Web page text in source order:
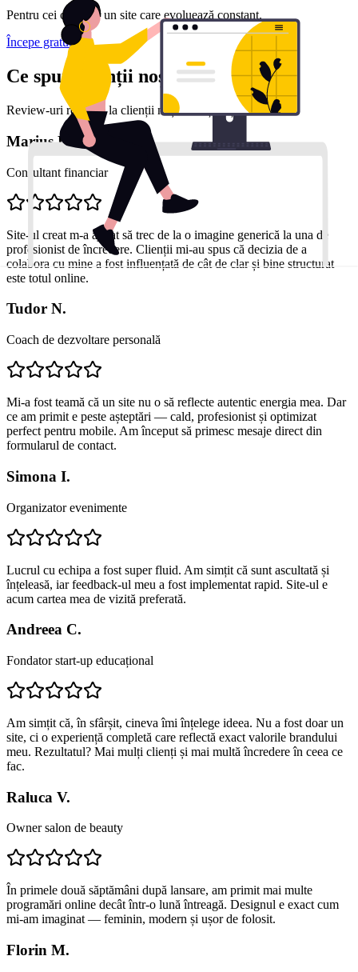
Pentru cei care vor un site care evoluează constant.
Începe gratuit
Ce spun clienții noștri
Review-uri reale de la clienții noștri mulțumiți
Marius D.
Consultant financiar
Site-ul creat m-a ajutat să trec de la o imagine generică la una de
profesionist de încredere. Clienții mi-au spus că decizia de a
colabora cu mine a fost influențată de cât de clar și bine structurat
este totul online.
Tudor N.
Coach de dezvoltare personală
Mi-a fost teamă că un site nu o să reflecte autentic energia mea. Dar
ce am primit e peste așteptări — cald, profesionist și optimizat
perfect pentru mobile. Am început să primesc mesaje direct din
formularul de contact.
Simona I.
Organizator evenimente
Lucrul cu echipa a fost super fluid. Am simțit că sunt ascultată și
înțeleasă, iar feedback-ul meu a fost implementat rapid. Site-ul e
acum cartea mea de vizită preferată.
Andreea C.
Fondator start-up educațional
Am simțit că, în sfârșit, cineva îmi înțelege ideea. Nu a fost doar un
site, ci o experiență completă care reflectă exact valorile brandului
meu. Rezultatul? Mai mulți clienți și mai multă încredere în ceea ce
fac.
Raluca V.
Owner salon de beauty
În primele două săptămâni după lansare, am primit mai multe
programări online decât într-o lună întreagă. Designul e exact cum
mi-am imaginat — feminin, modern și ușor de folosit.
Florin M.